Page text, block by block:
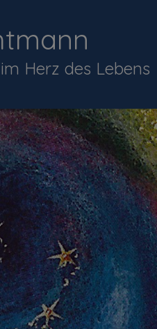
Herz des Lebens